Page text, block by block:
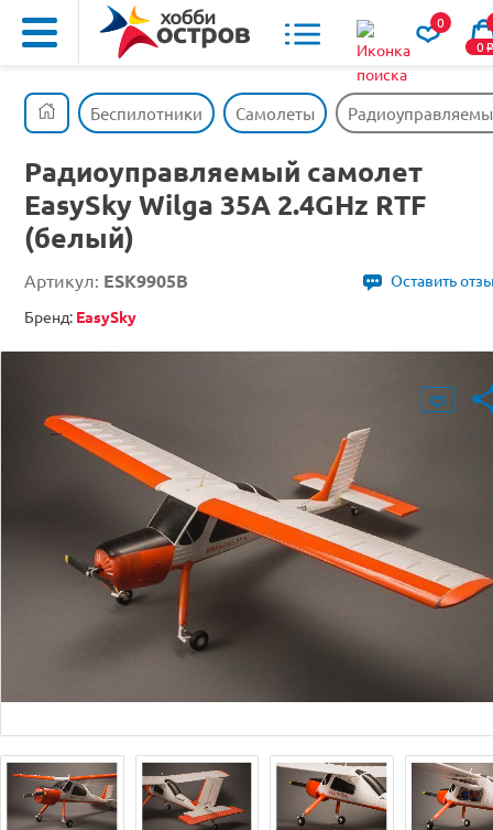
0
0o
Беспилотники Самолеты
Радиоуправляемый самолет
EasySky Wilga 35A 2.4GHz RTF
(белый)
Артикул: ESK9905B
Оставить
Бренд: EasySky